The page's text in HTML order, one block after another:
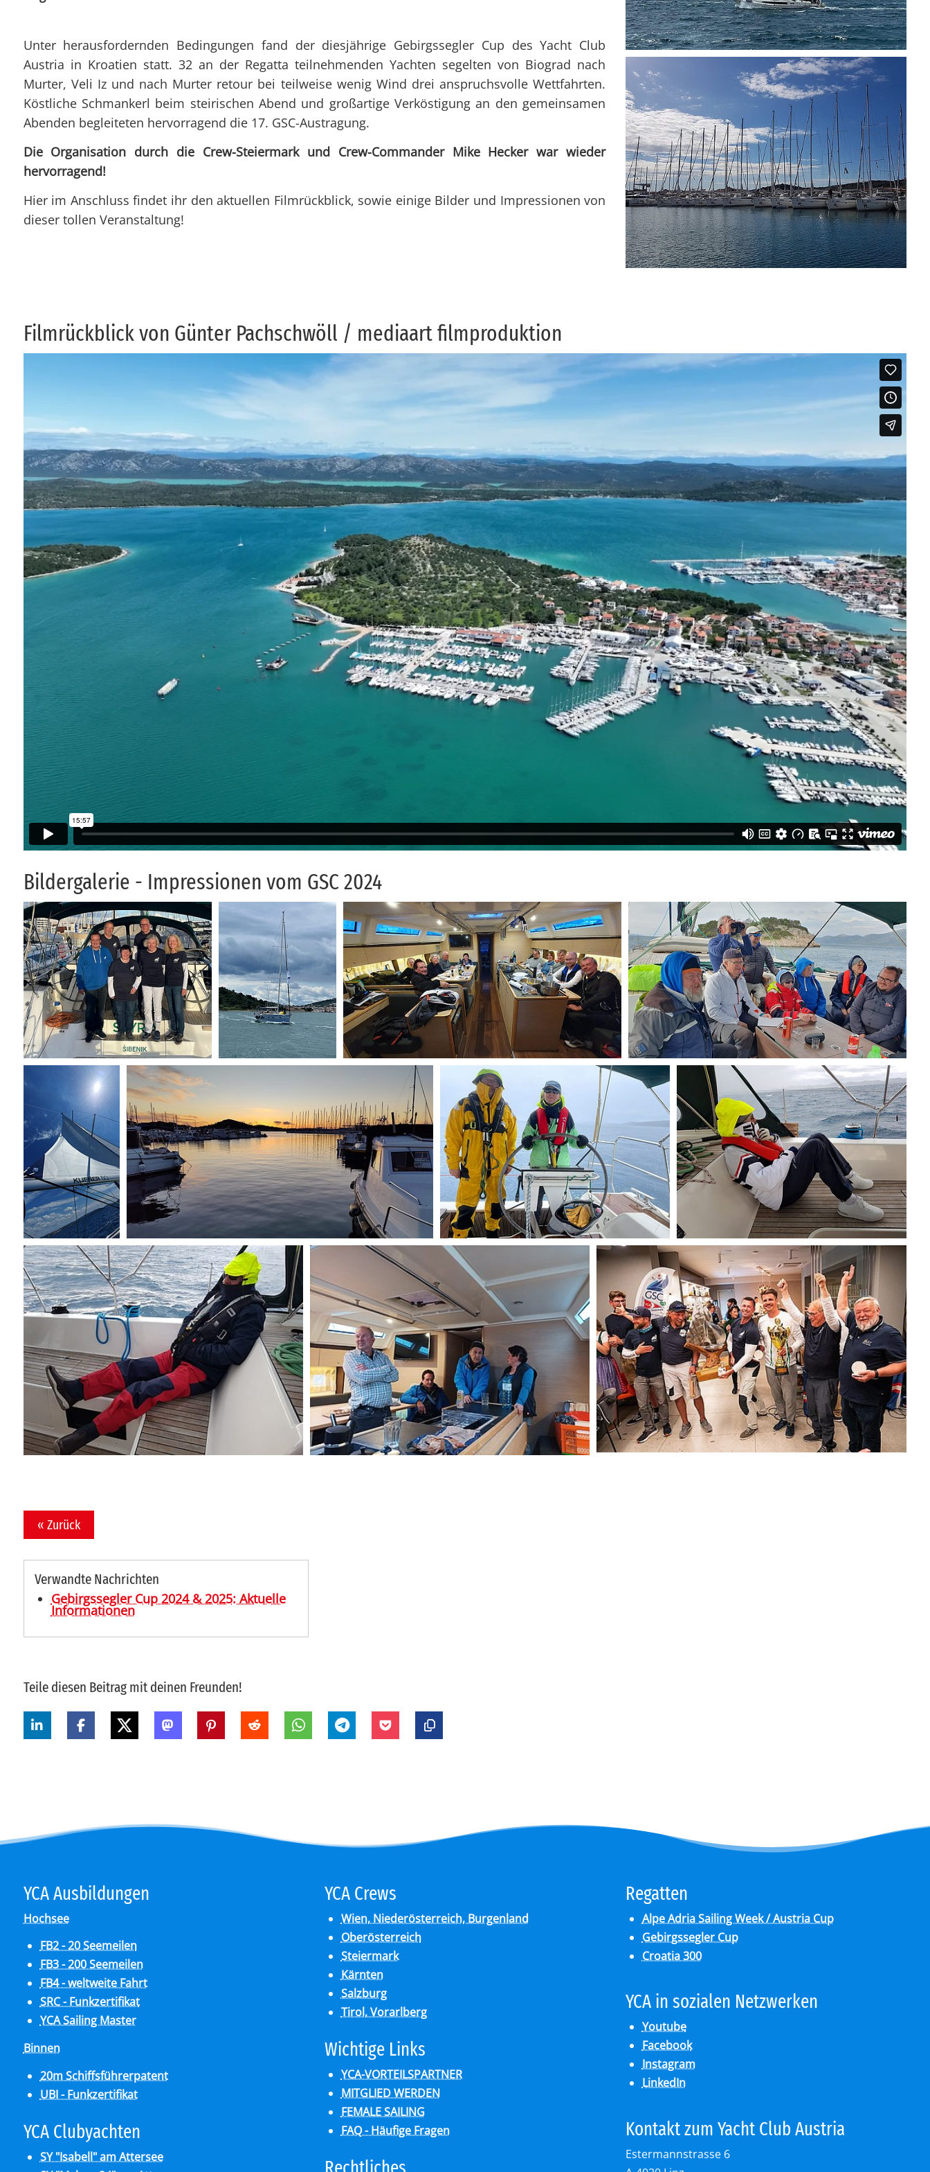
Notwendige
Unterlagen zur FB2 -
Praxisprüfung
Ausstellung
Befähigungsausweise
Club-Segelyacht
DAISY DUCK
Unsere Clubabende
SY Gundel Gaukeley
SY Daisy Duck
Regattaförderung
Unsere Clubabende
Ausbildung
Trainerïnnen
Organigramm
Segel-Bundesliga
CROATIA 300
Veranstaltungen
Blog-Archiv
Gutschein
Crewbörse
Schwarzes Brett
VereinOnline
YCA Bootsbriefe
Unter herausfordernden Bedingungen fand der diesjährige Gebirgssegler Cup des Yacht Club
Austria in Kroatien statt. 32 an der Regatta teilnehmenden Yachten segelten von Biograd nach
Murter, Veli Iz und nach Murter retour bei teilweise wenig Wind drei anspruchsvolle Wettfahrten.
Köstliche Schmankerl beim steirischen Abend und großartige Verköstigung an den gemeinsamen
Abenden begleiteten hervorragend die 17. GSC-Austragung.
Die Organisation durch die Crew-Steiermark und Crew-Commander Mike Hecker war wieder
hervorragend!
Hier im Anschluss findet ihr den aktuellen Filmrückblick, sowie einige Bilder und Impressionen von
dieser tollen Veranstaltung!
Film­rück­blick von Gün­ter Pach­schwöll / me­diaart film­pro­duk­ti­on
Bil­der­ga­le­rie - Im­pres­sio­nen vom GSC 2024
« Zurück
Verwandte Nachrichten
Gebirgssegler Cup 2024 & 2025: Aktuelle
Informationen
Teile diesen Beitrag mit deinen Freunden!
YCA Aus­bil­dun­gen
Hochsee
FB2 - 20 Seemeilen
FB3 - 200 Seemeilen
FB4 - weltweite Fahrt
SRC - Funkzertifikat
YCA Sailing Master
Binnen
20m Schiffsführerpatent
UBI - Funkzertifikat
YCA Club­y­ach­ten
SY "Isabell" am Attersee
YCA Crews
Wien, Niederösterreich, Burgenland
Oberösterreich
Steiermark
Kärnten
Salzburg
Tirol, Vorarlberg
Wich­ti­ge Links
YCA-VORTEILSPARTNER
MITGLIED WERDEN
FEMALE SAILING
FAQ - Häufige Fragen
Re­gat­ten
Alpe Adria Sailing Week / Austria Cup
Gebirgssegler Cup
Croatia 300
YCA in so­zia­len Netz­wer­ken
Youtube
Facebook
Instagram
LinkedIn
Kon­takt zum Yacht Club Aus­tria
Estermannstrasse 6